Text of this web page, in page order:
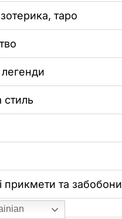
таро
стиль
прикмети та забобони